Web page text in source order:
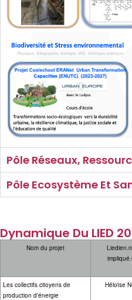
Pôle Réseaux,
Pôle Ecosystème Et
Dynamique Du LIED
Nom du projet
Les collectifs citoyens de
production d’énergie
Héloïse